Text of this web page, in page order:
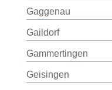
Gaggenau
Gaildorf
Gammertingen
Geisingen